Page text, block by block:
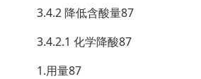
3.4.2 降低含酸量87
3.4.2.1 化学降酸87
1.用量87